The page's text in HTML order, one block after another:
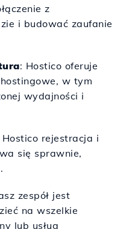
z
i budować zaufanie
: Hostico oferuje
w tym
wydajności i
Hostico rejestracja i
się sprawnie,
zespół jest
na wszelkie
lub usług